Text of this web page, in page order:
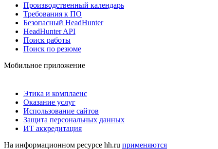
Производственный календарь
Требования к ПО
Безопасный HeadHunter
HeadHunter API
Поиск работы
Поиск по резюме
Мобильное приложение
Этика и комплаенс
Оказание услуг
Использование сайтов
Защита персональных данных
ИТ аккредитация
На информационном ресурсе hh.ru применяются